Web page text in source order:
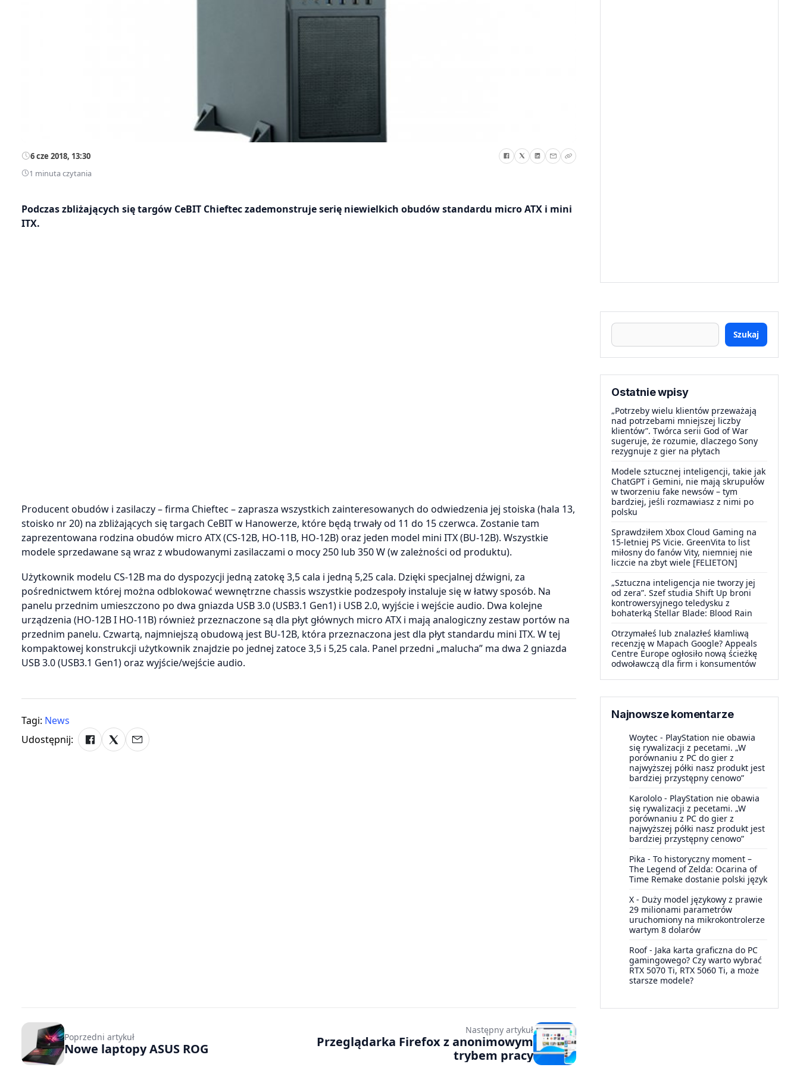
6 cze 2018, 13:30
1 minuta czytania
Podczas zbliżających się targów CeBIT Chieftec zademonstruje serię niewielkich obudów standardu micro ATX i mini
ITX.
Producent obudów i zasilaczy – firma Chieftec – zaprasza wszystkich zainteresowanych do odwiedzenia jej stoiska (hala 13,
stoisko nr 20) na zbliżających się targach CeBIT w Hanowerze, które będą trwały od 11 do 15 czerwca. Zostanie tam
zaprezentowana rodzina obudów micro ATX (CS-12B, HO-11B, HO-12B) oraz jeden model mini ITX (BU-12B). Wszystkie
modele sprzedawane są wraz z wbudowanymi zasilaczami o mocy 250 lub 350 W (w zależności od produktu).
Użytkownik modelu CS-12B ma do dyspozycji jedną zatokę 3,5 cala i jedną 5,25 cala. Dzięki specjalnej dźwigni, za
pośrednictwem której można odblokować wewnętrzne chassis wszystkie podzespoły instaluje się w łatwy sposób. Na
panelu przednim umieszczono po dwa gniazda USB 3.0 (USB3.1 Gen1) i USB 2.0, wyjście i wejście audio. Dwa kolejne
urządzenia (HO-12B I HO-11B) również przeznaczone są dla płyt głównych micro ATX i mają analogiczny zestaw portów na
przednim panelu. Czwartą, najmniejszą obudową jest BU-12B, która przeznaczona jest dla płyt standardu mini ITX. W tej
kompaktowej konstrukcji użytkownik znajdzie po jednej zatoce 3,5 i 5,25 cala. Panel przedni „malucha” ma dwa 2 gniazda
USB 3.0 (USB3.1 Gen1) oraz wyjście/wejście audio.
Tagi: News
Udostępnij:
Szukaj
Ostatnie wpisy
„Potrzeby wielu klientów przeważają
nad potrzebami mniejszej liczby
klientów”. Twórca serii God of War
sugeruje, że rozumie, dlaczego Sony
rezygnuje z gier na płytach
Modele sztucznej inteligencji, takie jak
ChatGPT i Gemini, nie mają skrupułów
w tworzeniu fake newsów – tym
bardziej, jeśli rozmawiasz z nimi po
polsku
Sprawdziłem Xbox Cloud Gaming na
15-letniej PS Vicie. GreenVita to list
miłosny do fanów Vity, niemniej nie
liczcie na zbyt wiele [FELIETON]
„Sztuczna inteligencja nie tworzy jej
od zera”. Szef studia Shift Up broni
kontrowersyjnego teledysku z
bohaterką Stellar Blade: Blood Rain
Otrzymałeś lub znalazłeś kłamliwą
recenzję w Mapach Google? Appeals
Centre Europe ogłosiło nową ścieżkę
odwoławczą dla firm i konsumentów
Najnowsze komentarze
Woytec - PlayStation nie obawia
się rywalizacji z pecetami. „W
porównaniu z PC do gier z
najwyższej półki nasz produkt jest
bardziej przystępny cenowo”
Karololo - PlayStation nie obawia
się rywalizacji z pecetami. „W
porównaniu z PC do gier z
najwyższej półki nasz produkt jest
bardziej przystępny cenowo”
Pika - To historyczny moment –
The Legend of Zelda: Ocarina of
Time Remake dostanie polski język
X - Duży model językowy z prawie
29 milionami parametrów
uruchomiony na mikrokontrolerze
wartym 8 dolarów
Roof- Jaka karta graficzna do PC
gamingowego? Czy warto wybrać
RTX 5070 Ti, RTX 5060 Ti, a może
starsze modele?
Poprzedni artykuł
Nowe laptopy ASUS ROG
Następny artykuł
Przeglądarka Firefox z anonimowym
trybem pracy